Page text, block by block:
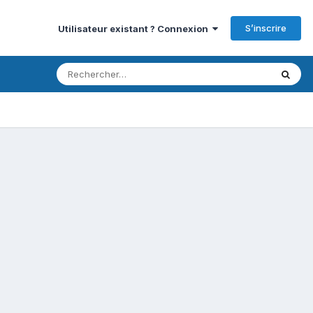
Utilisateur existant ? Connexion S’inscrire